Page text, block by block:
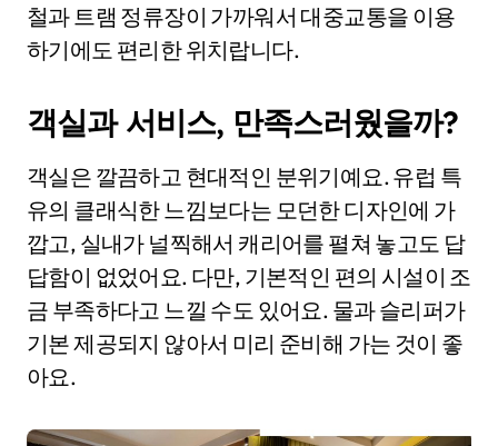
철과 트램 정류장이 가까워서 대중교통을 이용
하기에도 편리한 위치랍니다.
객실과 서비스, 만족스러웠을까?
객실은 깔끔하고 현대적인 분위기예요. 유럽 특
유의 클래식한 느낌보다는 모던한 디자인에 가
깝고, 실내가 널찍해서 캐리어를 펼쳐 놓고도 답
답함이 없었어요. 다만, 기본적인 편의 시설이 조
금 부족하다고 느낄 수도 있어요. 물과 슬리퍼가
기본 제공되지 않아서 미리 준비해 가는 것이 좋
아요.